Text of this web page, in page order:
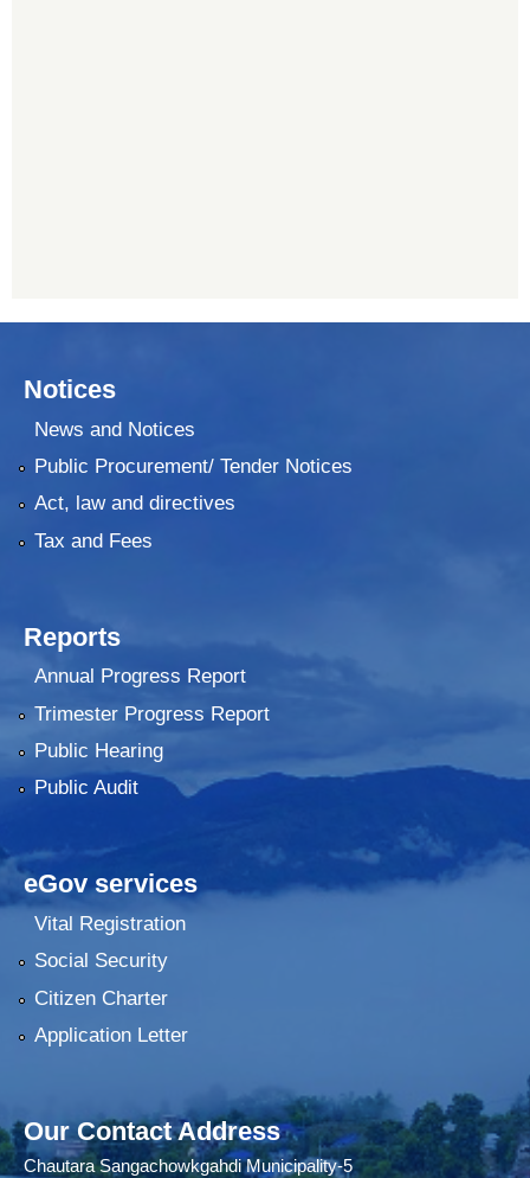
Notices
News and Notices
Public Procurement/ Tender Notices
Act, law and directives
Tax and Fees
Reports
Annual Progress Report
Trimester Progress Report
Public Hearing
Public Audit
eGov services
Vital Registration
Social Security
Citizen Charter
Application Letter
Our Contact Address
Chautara Sangachowkgahdi Municipality-5